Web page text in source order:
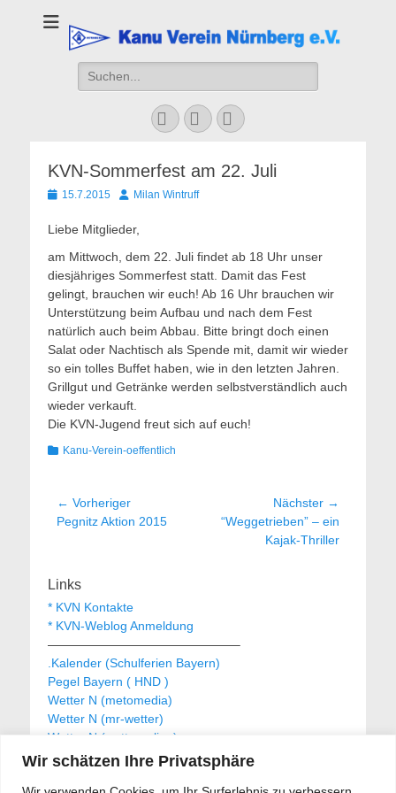
Wir schätzen Ihre Privatsphäre
Kanu Verein
Nuernberg
Suchen
nach:
Facebook
YouTubeInstagram
KVN-Sommerfest am 22. Juli
Veröffentlicht
15.7.2015 AutorMilan Wintruff
Liebe Mitglieder,
am Mittwoch, dem 22. Juli findet ab 18 Uhr unser
diesjähriges Sommerfest statt. Damit das Fest
gelingt, brauchen wir euch! Ab 16 Uhr brauchen wir
Unterstützung beim Aufbau und nach dem Fest
natürlich auch beim Abbau. Bitte bringt doch einen
Salat oder Nachtisch als Spende mit, damit wir wieder
so ein tolles Buffet haben, wie in den letzten Jahren.
Grillgut und Getränke werden selbstverständlich auch
wieder verkauft.
Die KVN-Jugend freut sich auf euch!
Kategorien
Kanu-Verein-oeffentlich
Beitragsnavigation
← Vorheriger
Vorheriger
Pegnitz Aktion 2015
Nächster →
Nächster
“Weggetrieben” – ein
Kajak-Thriller
Links
* KVN Kontakte
* KVN-Weblog Anmeldung
———————————————–
.Kalender (Schulferien Bayern)
Pegel Bayern ( HND )
Wetter N (metomedia)
Wetter N (mr-wetter)
Wetter N (wetteronline)